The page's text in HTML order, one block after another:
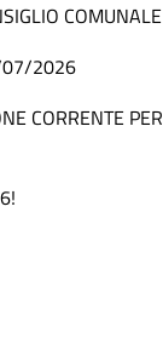
COMUNALE
07/2026
CORRENTE PER